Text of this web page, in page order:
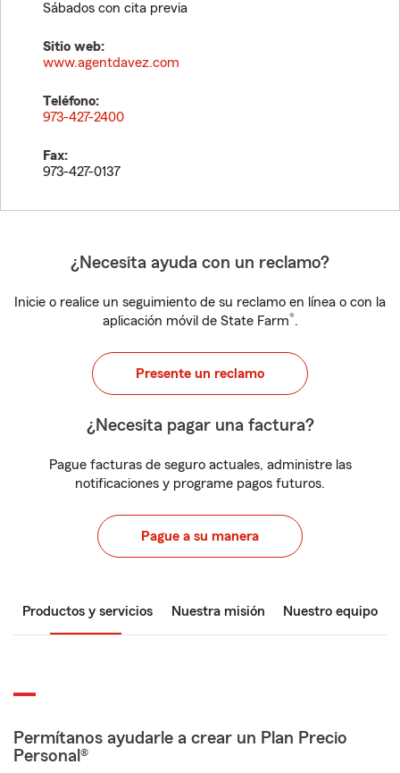
Sábados con cita previa
Sitio web:
www.agentdavez.com
Teléfono:
973-427-2400
Fax:
973-427-0137
¿Necesita ayuda con un reclamo?
Inicie o realice un seguimiento de su reclamo en línea o con la
aplicación móvil de State Farm®.
Presente un reclamo
¿Necesita pagar una factura?
Pague facturas de seguro actuales, administre las
notificaciones y programe pagos futuros.
Pague a su manera
Productos y servicios Nuestra misión Nuestro equipo
Permítanos ayudarle a crear un Plan Precio
Personal®